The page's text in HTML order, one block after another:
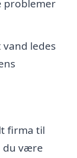
problemer
vand ledes
firma til
du være